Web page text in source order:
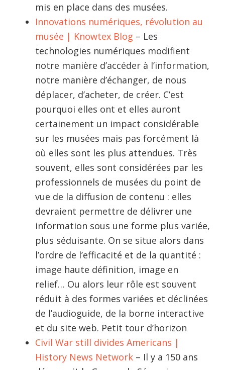
mis en place dans des musées.
Innovations numériques, révolution au
musée | Knowtex Blog – Les
technologies numériques modifient
notre manière d’accéder à l’information,
notre manière d’échanger, de nous
déplacer, d’acheter, de créer. C’est
pourquoi elles ont et elles auront
certainement un impact considérable
sur les musées mais pas forcément là
où elles sont les plus attendues. Très
souvent, elles sont considérées par les
professionnels de musées du point de
vue de la diffusion de contenu : elles
devraient permettre de délivrer une
information sous une forme plus variée,
plus séduisante. On se situe alors dans
l’ordre de l’efficacité et de la quantité :
image haute définition, image en
relief… Ou alors leur rôle est souvent
réduit à des formes variées et déclinées
de l’audioguide, de la borne interactive
et du site web. Petit tour d’horizon
Civil War still divides Americans |
History News Network – Il y a 150 ans